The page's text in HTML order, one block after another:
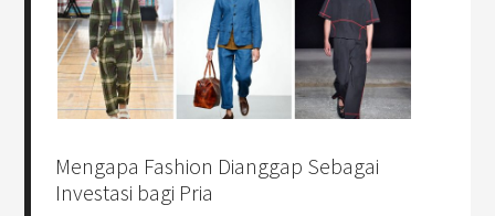
Mengapa Fashion Dianggap Sebagai
Investasi bagi Pria